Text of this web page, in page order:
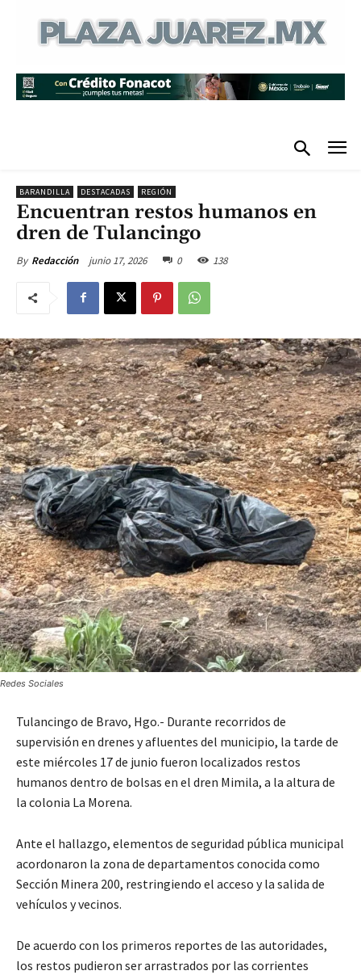
BARANDILLA DESTACADAS REGIÓN
Encuentran restos humanos en
dren de Tulancingo
By Redacción junio 17, 2026 0 138
Redes Sociales
Tulancingo de Bravo, Hgo.- Durante recorridos de
supervisión en drenes y afluentes del municipio, la tarde de
este miércoles 17 de junio fueron localizados restos
humanos dentro de bolsas en el dren Mimila, a la altura de
la colonia La Morena.
Ante el hallazgo, elementos de seguridad pública municipal
acordonaron la zona de departamentos conocida como
Sección Minera 200, restringiendo el acceso y la salida de
vehículos y vecinos.
De acuerdo con los primeros reportes de las autoridades,
los restos pudieron ser arrastrados por las corrientes